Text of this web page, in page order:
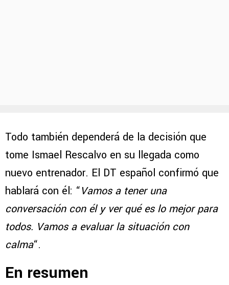
Todo también dependerá de la decisión que
tome Ismael Rescalvo en su llegada como
nuevo entrenador. El DT español confirmó que
hablará con él: “Vamos a tener una
conversación con él y ver qué es lo mejor para
todos. Vamos a evaluar la situación con
calma“.
En resumen